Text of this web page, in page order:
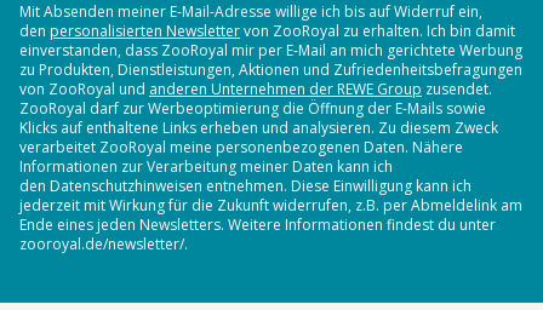
Mit Absenden meiner E-Mail-Adresse willige ich bis auf Widerruf ein,
den personalisierten Newslettervon ZooRoyal zu erhalten. Ich bin damit
einverstanden, dass ZooRoyal mir per E-Mail an mich gerichtete Werbung
zu Produkten, Dienstleistungen, Aktionen und Zufriedenheitsbefragungen
von ZooRoyal und anderen Unternehmen der REWE Group zusendet.
ZooRoyal darf zur Werbeoptimierung die Öffnung der E-Mails sowie
Klicks auf enthaltene Links erheben und analysieren. Zu diesem Zweck
verarbeitet ZooRoyal meine personenbezogenen Daten. Nähere
Informationen zur Verarbeitung meiner Daten kann ich
den Datenschutzhinweisen entnehmen. Diese Einwilligung kann ich
jederzeit mit Wirkung für die Zukunft widerrufen, z.B. per Abmeldelink am
Ende eines jeden Newsletters. Weitere Informationen findest du unter
zooroyal.de/newsletter/.